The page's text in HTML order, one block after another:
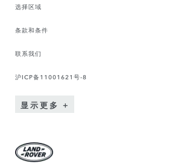
选择区域
条款和条件
联系我们
沪ICP备11001621号-8
显示更多